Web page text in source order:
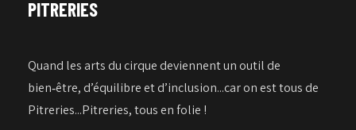
PITRERIES
Quand les arts du cirque deviennent un outil de
bien‑être, d’équilibre et d’inclusion...car on est tous de
Pitreries...Pitreries, tous en folie !